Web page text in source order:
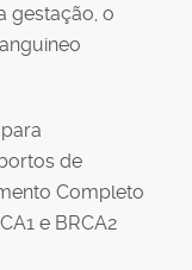
gestação, o
de
Completo
e BRCA2